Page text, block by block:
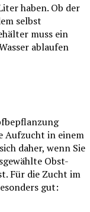
haben. Ob der
selbst
muss ein
ablaufen
Aufzucht in einem
daher, wenn Sie
Obst-
Für die Zucht im
gut: